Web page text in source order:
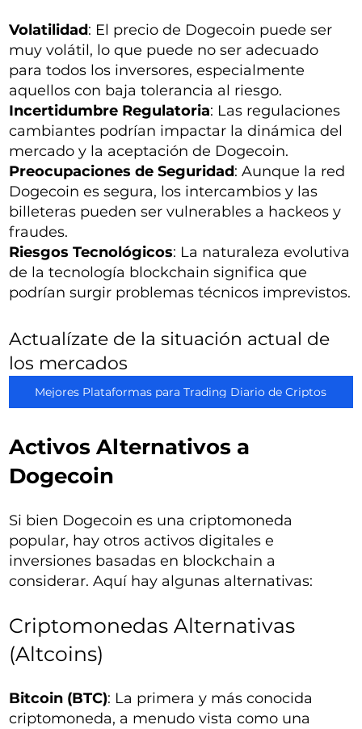
Volatilidad: El precio de Dogecoin puede ser
muy volátil, lo que puede no ser adecuado
para todos los inversores, especialmente
aquellos con baja tolerancia al riesgo.
Incertidumbre Regulatoria: Las regulaciones
cambiantes podrían impactar la dinámica del
mercado y la aceptación de Dogecoin.
Preocupaciones de Seguridad: Aunque la red
Dogecoin es segura, los intercambios y las
billeteras pueden ser vulnerables a hackeos y
fraudes.
Riesgos Tecnológicos: La naturaleza evolutiva
de la tecnología blockchain significa que
podrían surgir problemas técnicos imprevistos.
Actualízate de la situación actual de
los mercados
Mejores Plataformas para Trading Diario de Criptos
Activos Alternativos a
Dogecoin
Si bien Dogecoin es una criptomoneda
popular, hay otros activos digitales e
inversiones basadas en blockchain a
considerar. Aquí hay algunas alternativas:
Criptomonedas Alternativas
(Altcoins)
Bitcoin (BTC): La primera y más conocida
criptomoneda, a menudo vista como una